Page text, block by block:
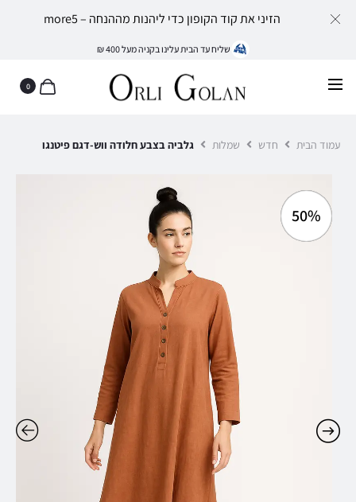
שליח עד הבית עלינו בקניה מעל 400 ₪
0
עמוד הבית חדש שמלות גלביה בצבע חלודה ווש-דגם פיטנגו
50%
הזיני את קוד הקופון כדי ליהנות מההנחה – more5